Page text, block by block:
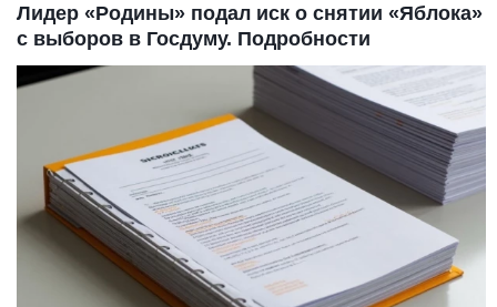
Лидер «Родины» подал иск о снятии «Яблока»
с выборов в Госдуму. Подробности